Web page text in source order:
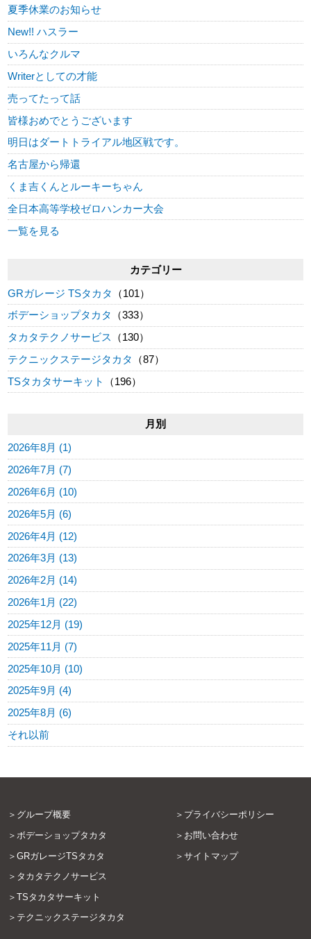
夏季休業のお知らせ
New!! ハスラー
いろんなクルマ
Writerとしての才能
売ってたって話
皆様おめでとうございます
明日はダートトライアル地区戦です。
名古屋から帰還
くま吉くんとルーキーちゃん
全日本高等学校ゼロハンカー大会
一覧を見る
カテゴリー
GRガレージ TSタカタ
（101）
ボデーショップタカタ
（333）
タカタテクノサービス
（130）
テクニックステージタカタ
（87）
TSタカタサーキット
（196）
月別
2026年8月 (1)
2026年7月 (7)
2026年6月 (10)
2026年5月 (6)
2026年4月 (12)
2026年3月 (13)
2026年2月 (14)
2026年1月 (22)
2025年12月 (19)
2025年11月 (7)
2025年10月 (10)
2025年9月 (4)
2025年8月 (6)
それ以前
グループ概要
ボデーショップタカタ
GRガレージTSタカタ
タカタテクノサービス
TSタカタサーキット
テクニックステージタカタ
プライバシーポリシー
お問い合わせ
サイトマップ